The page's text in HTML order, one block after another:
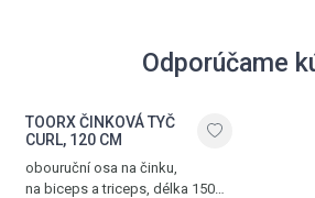
Odporúčame
TOORX ČINKOVÁ TYČ
CURL, 120 CM
obouruční osa na činku,
na biceps a triceps, délka 150